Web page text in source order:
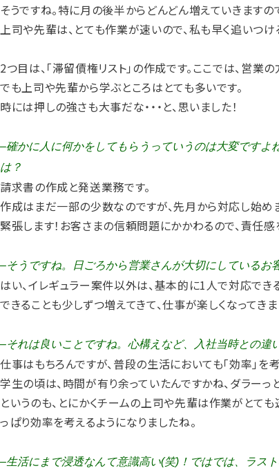
そうですね。特に月の後半からどんどん増えていきますの
上司や先輩は、とても作業が速いので、私も早く追いつけ
2つ目は、「滞留債権リスト」の作成です。ここでは、営
でも上司や先輩から学ぶところはとても多いです。
時には押しの強さも大事だな・・・と、思いました！
–確かに人に何かをしてもらうっていうのは大変です
は？
請求書の作成と発送業務です。
作成はまだ一部の少数なのですが、先月から対応し始め
緊張します！お客さまの信頼問題にかかわるので、責任
–そうですね。日ごろから営業さんが大切にしている
はい、イレギュラー案件以外は、基本的に1人で対応でき
できることも少しずつ増えてきて、仕事が楽しくなってきま
–それは良いことですね。心構えなど、入社当時との違
仕事はもちろんですが、普段の生活においても「効率」を
学生の頃は、時間が有り余っていたんですかね、ダラーっ
というのも、とにかくチームの上司や先輩は作業がとて
っぱり効率を考えるようになりましたね。
–生活にまで浸透なんて意識高い(笑)！ではでは、ラス